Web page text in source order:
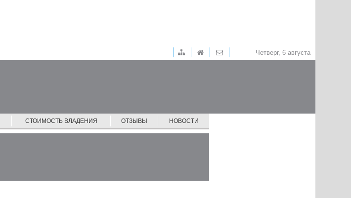
Четверг, 6 августа
СТОИМОСТЬ ВЛАДЕНИЯ ОТЗЫВЫ НОВОСТИ